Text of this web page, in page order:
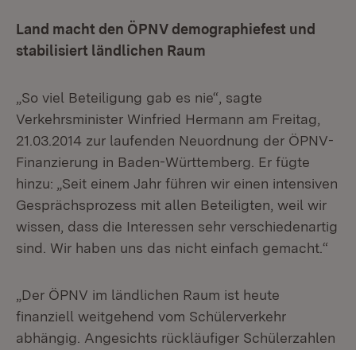
Land macht den ÖPNV demographiefest und
stabilisiert ländlichen Raum
„So viel Beteiligung gab es nie“, sagte
Verkehrsminister Winfried Hermann am Freitag,
21.03.2014 zur laufenden Neuordnung der ÖPNV-
Finanzierung in Baden-Württemberg. Er fügte
hinzu: „Seit einem Jahr führen wir einen intensiven
Gesprächsprozess mit allen Beteiligten, weil wir
wissen, dass die Interessen sehr verschiedenartig
sind. Wir haben uns das nicht einfach gemacht.“
„Der ÖPNV im ländlichen Raum ist heute
finanziell weitgehend vom Schülerverkehr
abhängig. Angesichts rückläufiger Schülerzahlen